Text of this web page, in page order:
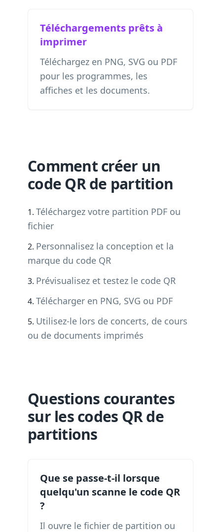
Téléchargements prêts à
imprimer
Téléchargez en PNG, SVG ou PDF
pour les programmes, les
affiches et les documents.
Comment créer un
code QR de partition
Téléchargez votre partition PDF ou
fichier
Personnalisez la conception et la
marque du code QR
Prévisualisez et testez le code QR
Télécharger en PNG, SVG ou PDF
Utilisez-le lors de concerts, de cours
ou de documents imprimés
Questions courantes
sur les codes QR de
partitions
Que se passe-t-il lorsque
quelqu'un scanne le code QR
?
Il ouvre le fichier de partition ou